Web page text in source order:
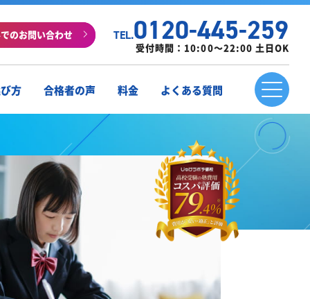
のお問い合わせ TEL.0120-445-259
受付時間：10:00～22:00 土日OK
方 合格者の声 料金 よくある質問